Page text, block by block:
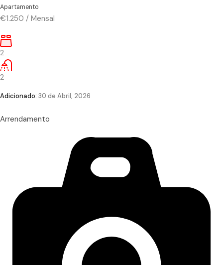
Apartamento
€1.250 / Mensal
2
2
Adicionado: 30 de Abril, 2026
Arrendamento